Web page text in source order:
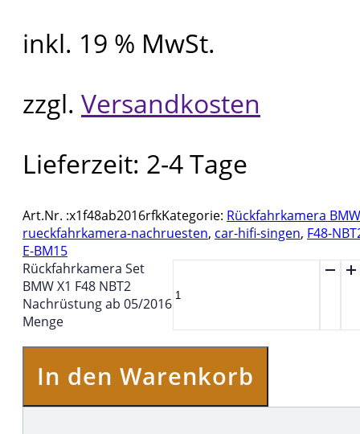
inkl. 19 % MwSt.
zzgl. Versandkosten
Lieferzeit: 2-4 Tage
Art.Nr. :x1f48ab2016rfkKategorie: Rückfahrkamera BMW
rueckfahrkamera-nachruesten, car-hifi-singen, F48-
E-BM15
Rückfahrkamera Set
BMW X1 F48 NBT2
Nachrüstung ab 05/2016
Menge
In den Warenkorb